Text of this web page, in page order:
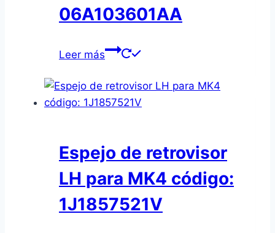
06A103601AA
Leer más
Espejo de retrovisor
LH para MK4 código:
1J1857521V